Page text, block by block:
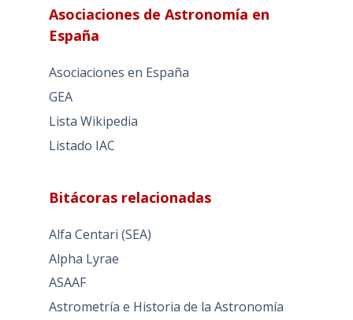
Asociaciones de Astronomía en
España
Asociaciones en España
GEA
Lista Wikipedia
Listado IAC
Bitácoras relacionadas
Alfa Centari (SEA)
Alpha Lyrae
ASAAF
Astrometría e Historia de la Astronomía